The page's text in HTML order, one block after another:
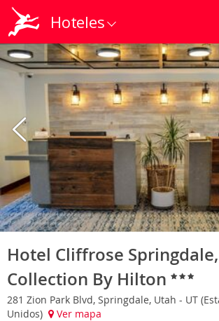
Hoteles
Hotel Cliffrose
Collection By Hilton
281 Zion Park Blvd, Springdale, Utah - UT
Unidos)
Ver mapa